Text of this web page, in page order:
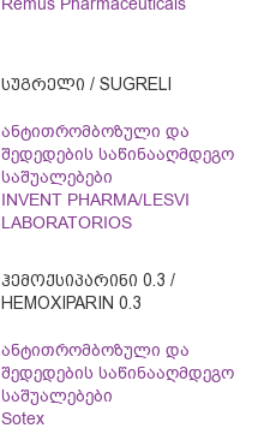
ᲡᲣᲒᲠᲔᲚᲘ / SUGRELI
ანტითრომბოზული და
შედედების საწინააღმდეგო
საშუალებები
INVENT PHARMA/LESVI
LABORATORIOS
ᲰᲔᲛᲝᲥᲡᲘᲞᲐᲠᲘᲜᲘ 0.3 /
HEMOXIPARIN 0.3
ანტითრომბოზული და
შედედების საწინააღმდეგო
საშუალებები
Sotex